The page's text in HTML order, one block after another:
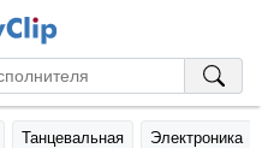
Танцевальная Электроника